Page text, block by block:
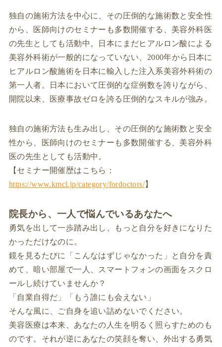
独自の施術方法を中心に、その圧倒的な施術数と安全性
から、医師向けのセミナーも多数開催する、美容外科医
の先生としても活動中。日本にまだヒアルロン酸による
美容外科術が一般的になっていない、2000年から日本に
ヒアルロン酸施術を日本に輸入した注入系美容外科術の
第一人者。日本において圧倒的な症例数を誇りながら、
開院以来、医療事故ゼロを誇る圧倒的なスキルが強み。
独自の施術方法も生み出し、その圧倒的な施術数と安全
性から、医師向けのセミナーも多数開催する、美容外科
医の先生としても活動中。
【セミナー開催歴はこちら：
https://www.kmcl.jp/category/fordoctors/】
院長から、一人で悩んでいるあなたへ
勇気を出して一歩踏み出し、もっと自分を好きになりた
かっただけなのに。
鏡を見るたびに「こんなはずじゃなかった」と自分を責
めて、暗い部屋で一人、スマートフォンの画面をスクロ
ールし続けていませんか？
「自業自得だ」「もう誰にも会えない」
そんな風に、ご自身を追い詰めないでください。
美容医療は本来、あなたの人生を明るく照らすためのも
のです。それが逆にあなたの笑顔を奪い、外出する勇気